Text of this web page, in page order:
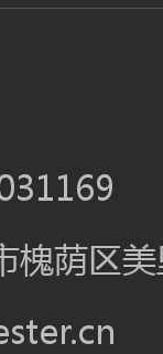
槐荫区